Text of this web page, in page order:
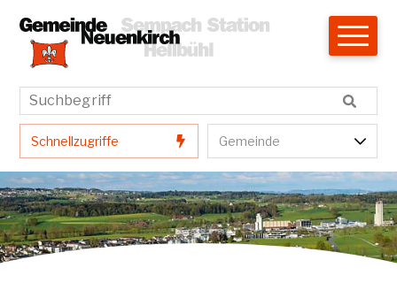
Navigieren in Neuenkirch
Suchbegriff
Suche
Schnellzugriffe
Schnellzugriffe Gemeinde
Hauptnavigation